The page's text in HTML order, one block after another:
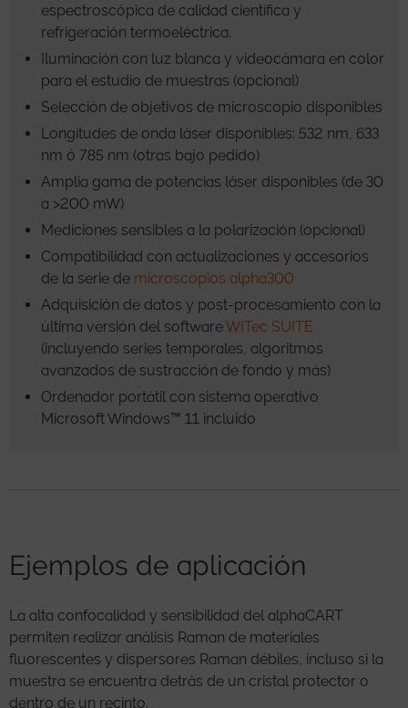
espectroscópica de calidad científica y
refrigeración termoeléctrica.
Iluminación con luz blanca y videocámara en color
para el estudio de muestras (opcional)
Selección de objetivos de microscopio disponibles
Longitudes de onda láser disponibles: 532 nm, 633
nm ó 785 nm (otras bajo pedido)
Amplia gama de potencias láser disponibles (de 30
a >200 mW)
Mediciones sensibles a la polarización (opcional)
Compatibilidad con actualizaciones y accesorios
de la serie de microscopios alpha300
Adquisición de datos y post-procesamiento con la
última versión del softwareWITec SUITE
(incluyendo series temporales, algoritmos
avanzados de sustracción de fondo y más)
Ordenador portátil con sistema operativo
Microsoft Windows™ 11 incluido
Ejemplos de aplicación
La alta confocalidad y sensibilidad del alphaCART
permiten realizar análisis Raman de materiales
fluorescentes y dispersores Raman débiles, incluso si la
muestra se encuentra detrás de un cristal protector o
dentro de un recinto.